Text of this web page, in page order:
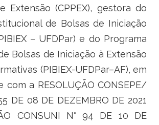
Inovações e Comunicações
Extensão (CPPEX), gestora do
de Bolsas de Iniciação
– UFDPar) e do Programa
Bolsas de Iniciação à Extensão
(PIBIEX-UFDPar–AF), em
com a RESOLUÇÃO CONSEPE/
DE 08 DE DEZEMBRO DE 2021
CONSUNI N° 94 DE 10 DE